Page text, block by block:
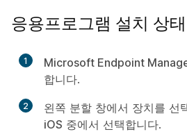
응용프로그램 설치 상
1 Microsoft Endpoint
합니다.
2 왼쪽 분할 창에서 장치를 선
iOS 중에서 선택합니다.